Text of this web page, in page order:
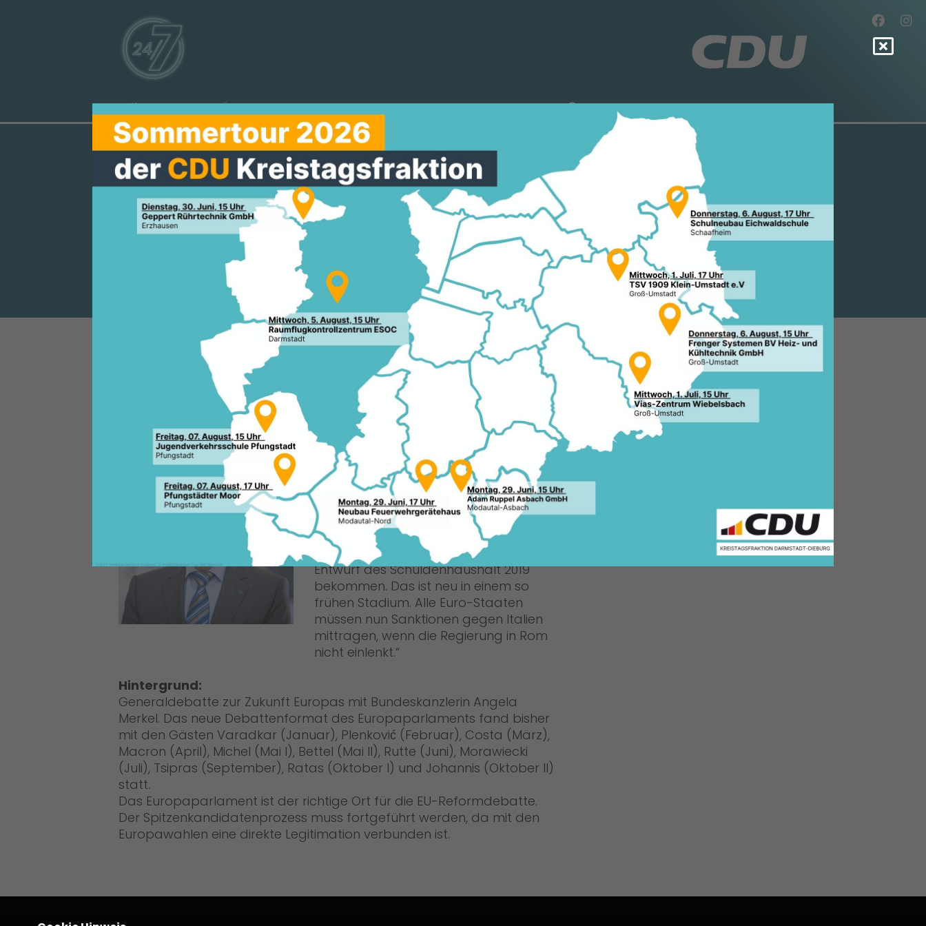
Aktuelles Über uns Vereinigungen Arbeitskreise Mitmachen
MICHAEL GAHLER, HESSISCHER
EUROPAABGEORDNETER, BEGRÜSST DIE REDE V
ON BUNDESKANZLERIN DR. ANGELA MERKEL Z
UR ZUKUNFT EUROPAS
“Angela Merkel hat wie niemand sonst unter den EU-Staats- und
Regierungschefs Erfahrung und Expertise mit europäischen Krisen und
Chancen. Europa hat die große Chance, in der Welt mehr
Verantwortung zu übernehmen und europäische Werte zu verankern.
In der Handelspolitik genauso wie in der Außen- und
Verteidigungspolitik sowie der Steuerung der Migration.
Bei der Reform der Europäischen
Währungsunion müssen wir zuallererst
das Grundsätzliche beachten: Ohne
stabile Haushalte ist der Euro in Gefahr.
Italiens Populisten-Regierung hat
bereits die gelbe Karte für ihren
Entwurf des Schuldenhaushalt 2019
bekommen. Das ist neu in einem so
frühen Stadium. Alle Euro-Staaten
müssen nun Sanktionen gegen Italien
mittragen, wenn die Regierung in Rom
nicht einlenkt.“
Hintergrund:
Generaldebatte zur Zukunft Europas mit Bundeskanzlerin Angela
Merkel. Das neue Debattenformat des Europaparlaments fand bisher
mit den Gästen Varadkar (Januar), Plenković (Februar), Costa (März),
Macron (April), Michel (Mai I), Bettel (Mai II), Rutte (Juni), Morawiecki
(Juli), Tsipras (September), Ratas (Oktober I) und Johannis (Oktober II)
statt.
Das Europaparlament ist der richtige Ort für die EU-Reformdebatte.
Der Spitzenkandidatenprozess muss fortgeführt werden, da mit den
Europawahlen eine direkte Legitimation verbunden ist.
14.11.2018, 09:35 Uhr